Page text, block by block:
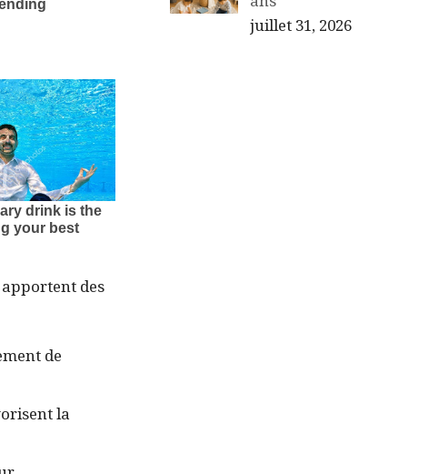
des
de
la
juillet 31, 2026